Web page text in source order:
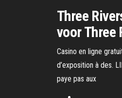
Three
voor Three
Casino en ligne
d’exposition à des.
paye pas aux